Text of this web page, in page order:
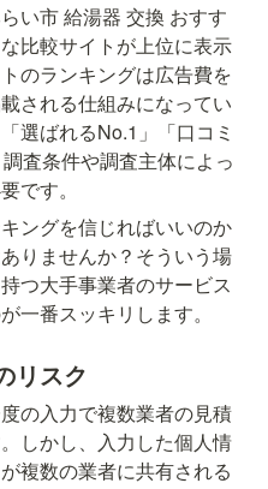
い市 給湯器 交換 おすす
比較サイトが上位に表示
のランキングは広告費を
される仕組みになってい
選ばれるNo.1」「口コミ
査条件や調査主体によっ
です。
ングを信じればいいのか
りませんか？そういう場
つ大手事業者のサービス
一番スッキリします。
リスク
の入力で複数業者の見積
しかし、入力した個人情
複数の業者に共有される